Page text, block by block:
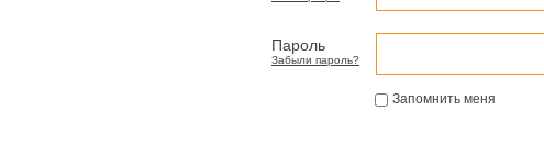
Пароль
Забыли пароль?
Запомнить меня